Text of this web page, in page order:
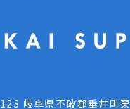
岐阜県不破郡垂井町